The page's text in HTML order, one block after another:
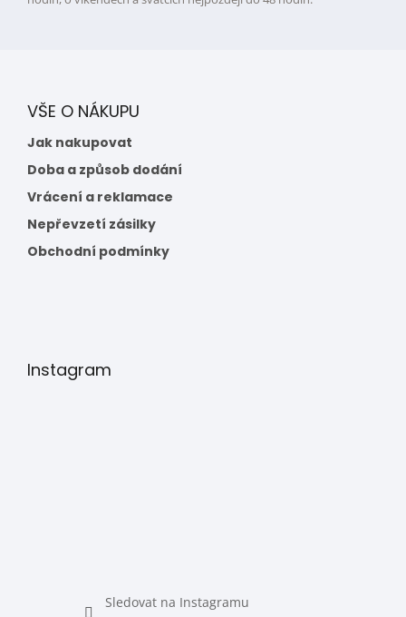
VŠE O NÁKUPU
Jak nakupovat
Doba a způsob dodání
Vrácení a reklamace
Nepřevzetí zásilky
Obchodní podmínky
Instagram
Sledovat na Instagramu